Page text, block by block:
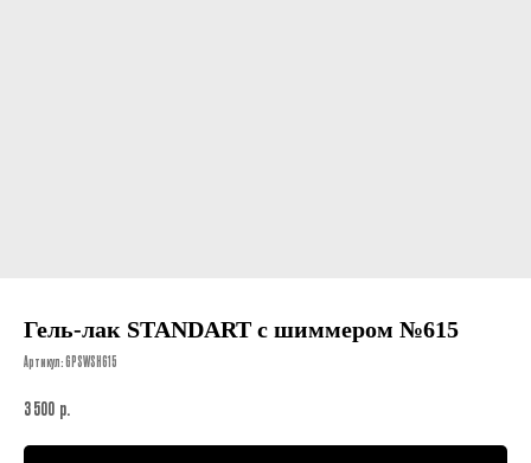
Гель-лак STANDART с шиммером №615
Артикул:GPSWSH615
3 500 р.